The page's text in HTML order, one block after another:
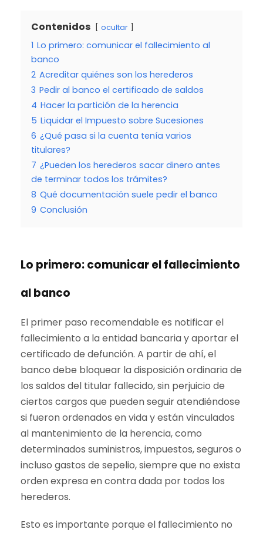
Contenidos ocultar
1 Lo primero: comunicar el fallecimiento al
banco
2 Acreditar quiénes son los herederos
3 Pedir al banco el certificado de saldos
4 Hacer la partición de la herencia
5 Liquidar el Impuesto sobre Sucesiones
6 ¿Qué pasa si la cuenta tenía varios
titulares?
7 ¿Pueden los herederos sacar dinero antes
de terminar todos los trámites?
8 Qué documentación suele pedir el banco
9 Conclusión
Lo primero: comunicar el fallecimiento
al banco
El primer paso recomendable es notificar el
fallecimiento a la entidad bancaria y aportar el
certificado de defunción. A partir de ahí, el
banco debe bloquear la disposición ordinaria de
los saldos del titular fallecido, sin perjuicio de
ciertos cargos que pueden seguir atendiéndose
si fueron ordenados en vida y están vinculados
al mantenimiento de la herencia, como
determinados suministros, impuestos, seguros o
incluso gastos de sepelio, siempre que no exista
orden expresa en contra dada por todos los
herederos.
Esto es importante porque el fallecimiento no